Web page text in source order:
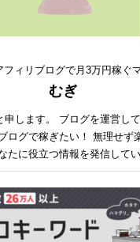
フィリブログで月3万円稼ぐ
むぎ
申します。 ブログを運営し
ログで稼ぎたい！ 無理せず
たに役立つ情報を発信して